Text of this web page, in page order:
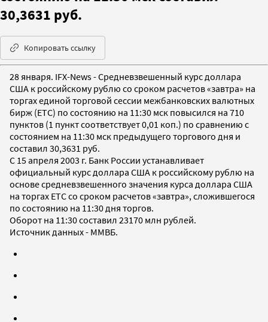
30,3631 руб.
Копировать ссылку
28 января. IFX-News - Средневзвешенный курс доллара
США к российскому рублю со сроком расчетов «завтра» на
торгах единой торговой сессии межбанковских валютных
бирж (ETC) по состоянию на 11:30 мск повысился на 710
пунктов (1 пункт соответствует 0,01 коп.) по сравнению с
состоянием на 11:30 мск предыдущего торгового дня и
составил 30,3631 руб.
С 15 апреля 2003 г. Банк России устанавливает
официальный курс доллара США к российскому рублю на
основе средневзвешенного значения курса доллара США
на торгах ETC со сроком расчетов «завтра», сложившегося
по состоянию на 11:30 дня торгов.
Оборот на 11:30 составил 23170 млн рублей.
Источник данных - ММВБ.